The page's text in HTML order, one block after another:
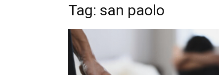
Tag: san paolo